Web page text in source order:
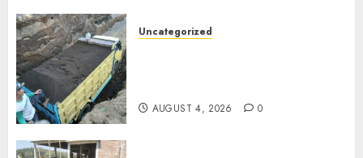
Uncategorized
AUGUST 4, 2026 0